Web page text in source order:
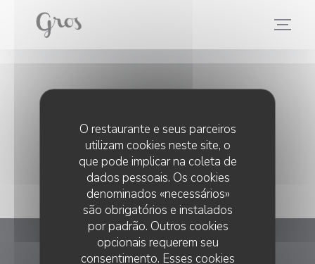
Painel de Gerenciamento de Cookies
O restaurante e seus parceiros
utilizam cookies neste site, o
que pode implicar na coleta de
dados pessoais. Os cookies
denominados «necessários»
são obrigatórios e instalados
por padrão. Outros cookies
opcionais requerem seu
consentimento. Esses cookies
Gros